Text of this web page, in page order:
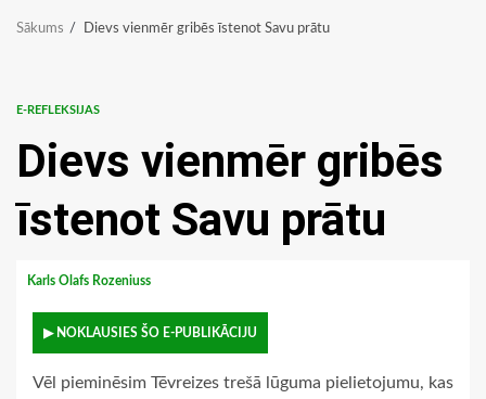
Sākums Dievs vienmēr gribēs īstenot Savu prātu
E-REFLEKSIJAS
Dievs vienmēr gribēs
īstenot Savu prātu
Karls Olafs Rozeniuss
▶ NOKLAUSIES ŠO E-PUBLIKĀCIJU
Vēl pieminēsim Tēvreizes trešā lūguma pielietojumu, kas